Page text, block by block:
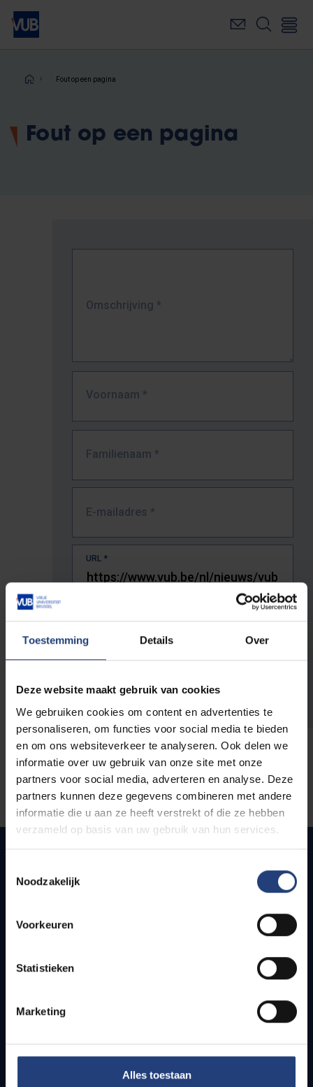
Toestemming Details Over
Deze website maakt gebruik van cookies
We gebruiken cookies om content en advertenties te
personaliseren, om functies voor social media te bieden
en om ons websiteverkeer te analyseren. Ook delen we
informatie over uw gebruik van onze site met onze
partners voor social media, adverteren en analyse. Deze
partners kunnen deze gegevens combineren met andere
informatie die u aan ze heeft verstrekt of die ze hebben
verzameld op basis van uw gebruik van hun services.
Noodzakelijk
Voorkeuren
Statistieken
Marketing
Alles toestaan
Overslaan
naar
inhoudKruimelpad
Fout op een pagina
Fout op een pagina
Omschrijving *
Voornaam *
Familienaam *
E-mailadres *
URL *
De volledige URL van de pagina waar je de fout zag.
Snel naar
Bereikbaarheid